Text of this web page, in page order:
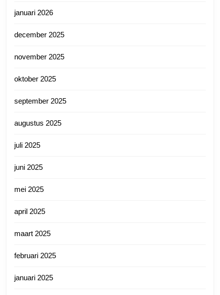
januari 2026
december 2025
november 2025
oktober 2025
september 2025
augustus 2025
juli 2025
juni 2025
mei 2025
april 2025
maart 2025
februari 2025
januari 2025